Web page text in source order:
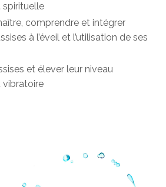
spirituelle
comprendre et intégrer
à l’éveil et l’utilisation de ses
et élever leur niveau
vibratoire